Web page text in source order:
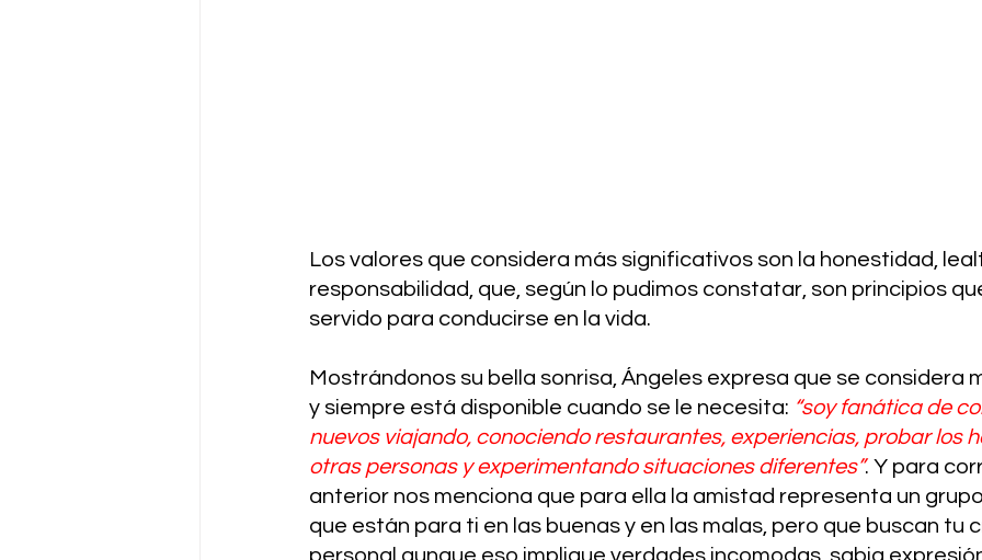
Los valores que considera más significativos son la honestidad,
responsabilidad, que, según lo pudimos constatar, son principios
servido para conducirse en la vida.
Mostrándonos su bella sonrisa, Ángeles expresa que se considera
y siempre está disponible cuando se le necesita: “soy fanática de
nuevos viajando, conociendo restaurantes, experiencias, probar los
otras personas y experimentando situaciones diferentes”. Y para
anterior nos menciona que para ella la amistad representa un
que están para ti en las buenas y en las malas, pero que buscan tu